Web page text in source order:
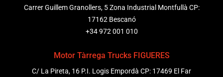
Carrer Guillem Granollers, 5 Zona Industrial Montfullà CP:
17162 Bescanó
+34 972 001 010
Motor Tàrrega Trucks FIGUERES
C/ La Pireta, 16 P.I. Logis Empordà CP: 17469 El Far